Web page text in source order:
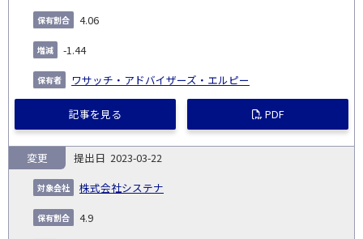
4.06
-1.44
ワサッチ・アドバイザーズ・エルピー
記事を見る PDF
2023-03-22
株式会社システナ
変更
4.9